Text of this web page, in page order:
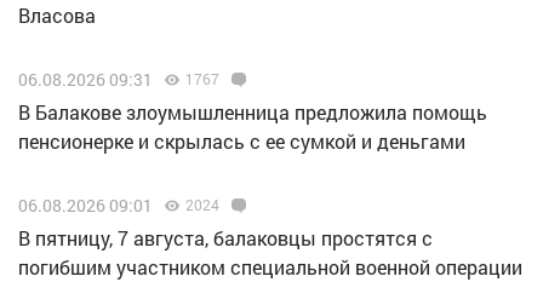
Власова
06.08.2026 09:31 1767
В Балакове злоумышленница предложила помощь
пенсионерке и скрылась с ее сумкой и деньгами
06.08.2026 09:01 2024
В пятницу, 7 августа, балаковцы простятся с
погибшим участником специальной военной операции